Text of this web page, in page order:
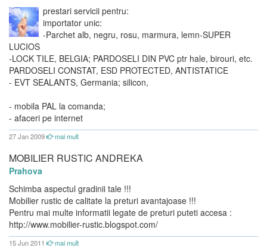
prestari servicii pentru:
importator unic:
-Parchet alb, negru, rosu, marmura, lemn-SUPER
LUCIOS
-LOCK TILE, BELGIA; PARDOSELI DIN PVC ptr hale, birouri, etc.
PARDOSELI CONSTAT, ESD PROTECTED, ANTISTATICE
- EVT SEALANTS, Germania; silicon,
- mobila PAL la comanda;
- afaceri pe internet
27 Jan 2009 mai mult
MOBILIER RUSTIC ANDREKA
Prahova
Schimba aspectul gradinii tale !!!
Mobilier rustic de calitate la preturi avantajoase !!!
Pentru mai multe informatii legate de preturi puteti accesa :
http://www.mobilier-rustic.blogspot.com/
15 Jun 2011 mai mult